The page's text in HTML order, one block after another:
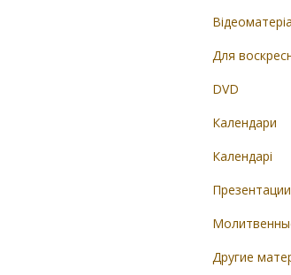
Для
DVD
Календари
Календарі
Презентации
Другие